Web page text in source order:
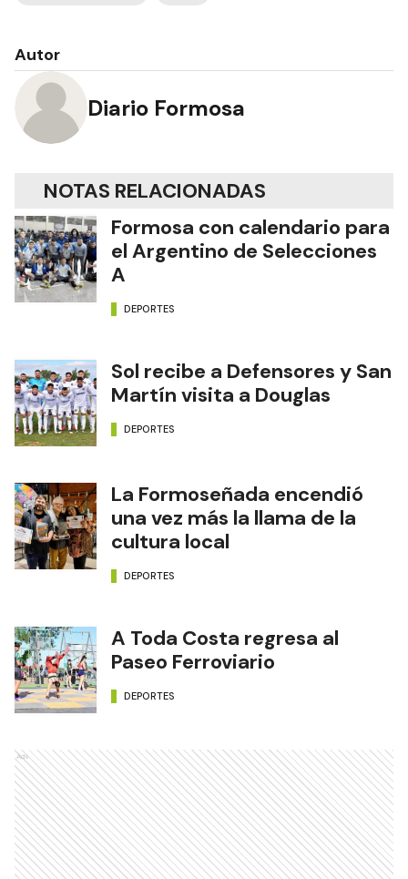
Autor
Diario Formosa
NOTAS RELACIONADAS
Formosa con calendario para
el Argentino de Selecciones
A
DEPORTES
Sol recibe a Defensores y San
Martín visita a Douglas
DEPORTES
La Formoseñada encendió
una vez más la llama de la
cultura local
DEPORTES
A Toda Costa regresa al
Paseo Ferroviario
DEPORTES
Ads